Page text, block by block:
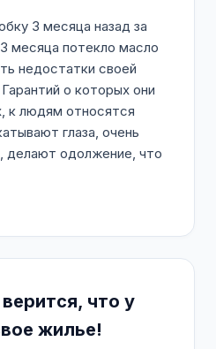
3 месяца назад за
месяца потекло масло
недостатки своей
о которых они
к людям относятся
глаза, очень
делают одолжение, что
что у
жилье!